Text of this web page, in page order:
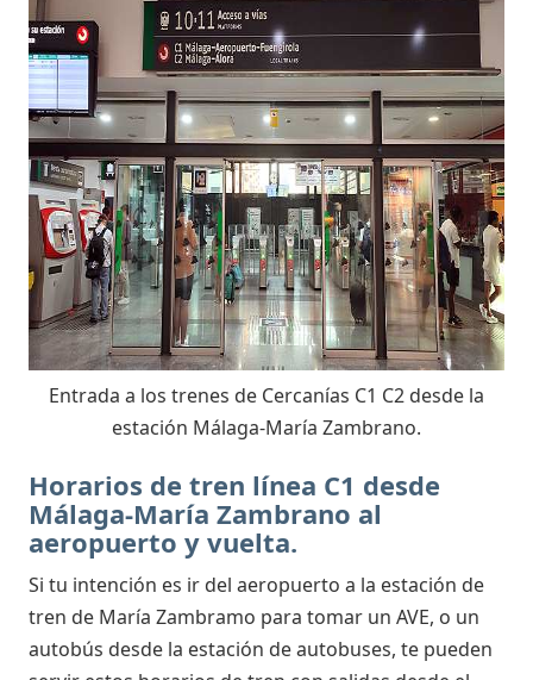
Entrada a los trenes de Cercanías C1 C2 desde la
estación Málaga-María Zambrano.
Horarios de tren línea C1 desde
Málaga-María Zambrano al
aeropuerto y vuelta.
Si tu intención es ir del aeropuerto a la estación de
tren de María Zambramo para tomar un AVE, o un
autobús desde la estación de autobuses, te pueden